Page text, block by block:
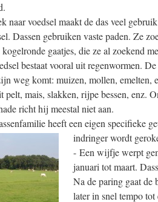
naar voedsel maakt de das veel
Dassen gebruiken vaste paden. Ze
gaatjes, die ze al zoekend
bestaat vooral uit regenwormen.
weg komt: muizen, mollen, emelten,
pelt, mais, slakken, rijpe bessen, enz.
richt hij meestal niet aan.
heeft een eigen specifieke
indringer wordt
- Een wijfje werpt
januari tot maart.
Na de paring gaat de
later in snel tempo tot